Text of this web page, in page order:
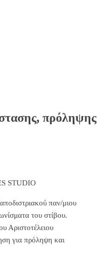
πρόληψης
STUDIO
παν/μιου
του στίβου.
Αριστοτέλειου
για πρόληψη και